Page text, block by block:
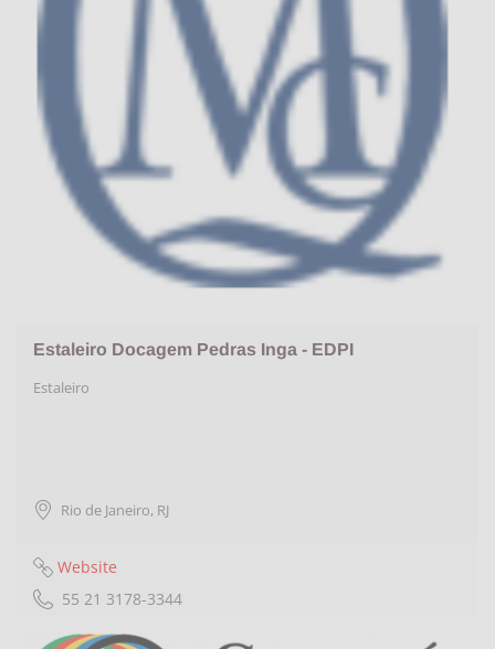
Estaleiro Docagem Pedras Inga - EDPI
Estaleiro
Rio de Janeiro, RJ
Website
55 21 3178-3344